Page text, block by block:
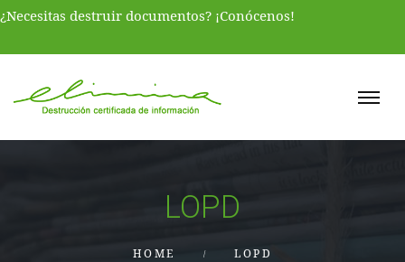
¿Necesitas destruir documentos? ¡Conócenos!
LOPD
HOME LOPD